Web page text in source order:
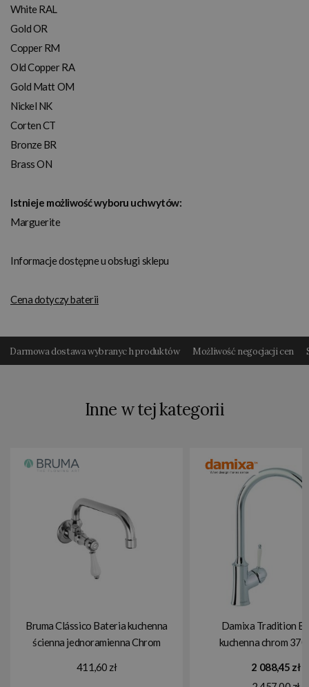
White RAL
Gold OR
Copper RM
Old Copper RA
Gold Matt OM
Nickel NK
Corten CT
Bronze BR
Brass ON
Istnieje możliwość wyboru uchwytów:
Marguerite
Informacje dostępne u obsługi sklepu
Cena dotyczy baterii
Darmowa dostawa wybranyc h produktów Możliwość negocjacji cen
Inne w tej kategorii
Bruma Clássico Bateria kuchenna
ścienna jednoramienna Chrom
411,60 zł
Damixa Tradition
kuchenna chrom
2 088,45 zł